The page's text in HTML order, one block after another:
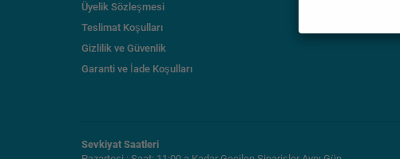
Üyelik Sözleşmesi
Teslimat Koşulları
Gizlilik ve Güvenlik
Garanti ve İade Koşulları
Sevkiyat Saatleri